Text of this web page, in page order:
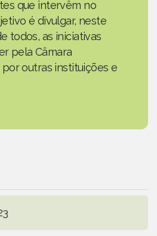
que intervêm no
é divulgar, neste
todos, as iniciativas
pela Câmara
outras instituições e